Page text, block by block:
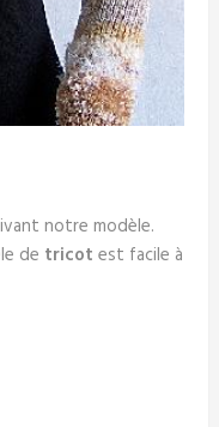
notre modèle.
de tricot est facile à